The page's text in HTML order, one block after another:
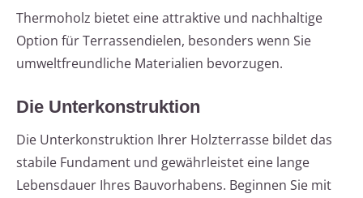
Thermoholz bietet eine attraktive und nachhaltige
Option für Terrassendielen, besonders wenn Sie
umweltfreundliche Materialien bevorzugen.
Die Unterkonstruktion
Die Unterkonstruktion Ihrer Holzterrasse bildet das
stabile Fundament und gewährleistet eine lange
Lebensdauer Ihres Bauvorhabens. Beginnen Sie mit